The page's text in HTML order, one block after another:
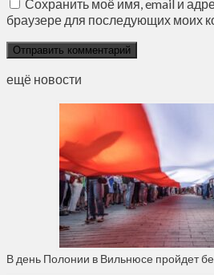
Сохранить моё имя, email и
браузере для последующих моих
ещё новости
В день Полонии в Вильнюсе пройдет